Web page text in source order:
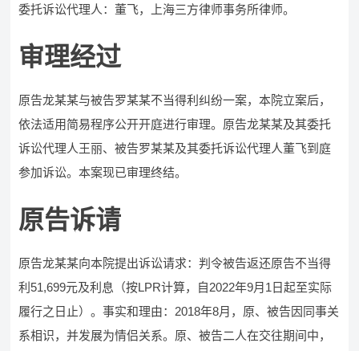
委托诉讼代理人：董飞，上海三方律师事务所律师。
审理经过
原告龙某某与被告罗某某不当得利纠纷一案，本院立案后，
依法适用简易程序公开开庭进行审理。原告龙某某及其委托
诉讼代理人王丽、被告罗某某及其委托诉讼代理人董飞到庭
参加诉讼。本案现已审理终结。
原告诉请
原告龙某某向本院提出诉讼请求：判令被告返还原告不当得
利51,699元及利息（按LPR计算，自2022年9月1日起至实际
履行之日止）。事实和理由：2018年8月，原、被告因同事关
系相识，并发展为情侣关系。原、被告二人在交往期间中，